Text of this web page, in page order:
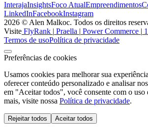
InterajaInsightsFoco AtualEmpreendimentos
LinkedInFacebookInstagram
2026 © Alen Malkoc. Todos os direitos
Visite FlyRank | Praella | Power Commerce |
Termos de usoPolítica de privacidade
Preferências de cookies
Usamos cookies para melhorar sua
oferecer conteúdo personalizado e analisar
em "Aceitar todos", você consente com o uso
mais, visite nossa Política de privacidade.
Rejeitar todos Aceitar todos